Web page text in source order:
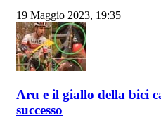
19 Maggio 2023, 19:35
Aru e il giallo della bici
successo